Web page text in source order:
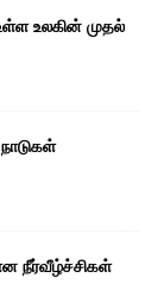
உலகின் முதல்
நீர்வீழ்ச்சிகள்